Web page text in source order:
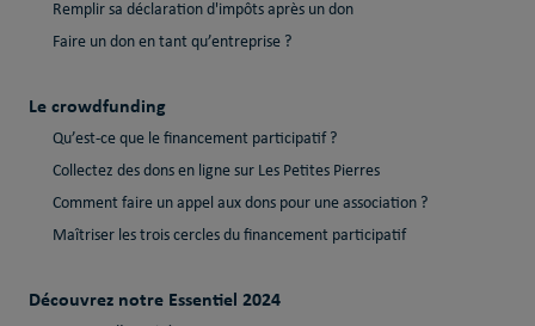
Remplir sa déclaration d'impôts après un don
Faire un don en tant qu’entreprise ?
Le crowdfunding
Qu’est-ce que le financement participatif ?
Collectez des dons en ligne sur Les Petites Pierres
Comment faire un appel aux dons pour une association ?
Maîtriser les trois cercles du financement participatif
Découvrez notre Essentiel 2024